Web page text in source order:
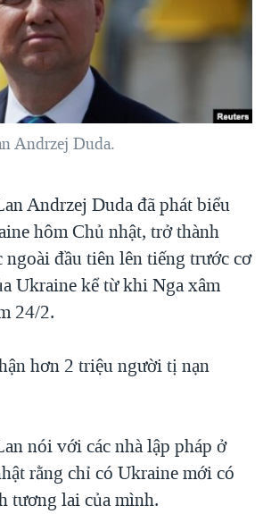
NGOẠI
CỬ 2024
TRANH TẠI DẢI GAZA
& CON ĐƯỜNG
XƯA VÀ NAY
AFGHANISTAN
HÒA Ở VIỆT NAM
KIM TẠI VIỆT NAM
LÀN SÓNG TRỘM HẢI SÂM
TIẾNG VỌNG TỪ NÔNG THÔN MỸ
Andrzej Duda.
Andrzej Duda đã phát biểu
hôm Chủ nhật, trở thành
đầu tiên lên tiếng trước cơ
Ukraine kể từ khi Nga xâm
24/2.
hơn 2 triệu người tị nạn
nói với các nhà lập pháp ở
rằng chỉ có Ukraine mới có
tương lai của mình.